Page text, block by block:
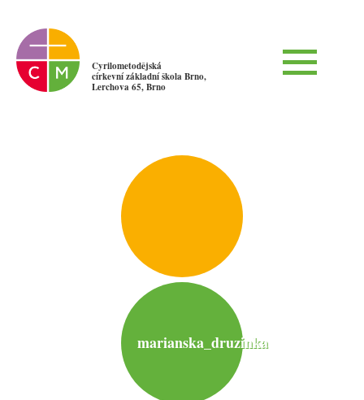
Cyrilometodějská
církevní základní škola Brno,
Lerchova 65, Brno
marianska_druzinka